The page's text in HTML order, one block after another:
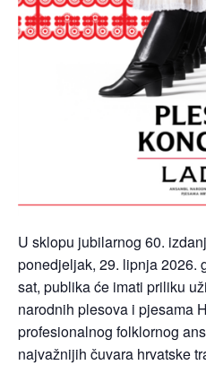
U sklopu jubilarnog 60.
ponedjeljak, 29. lipnja 2026.
sat, publika će imati priliku
narodnih plesova i pjesama
profesionalnog folklornog
najvažnijih čuvara hrvatske